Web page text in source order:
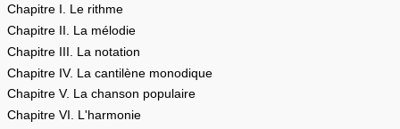
Chapitre I. Le rithme
Chapitre II. La mélodie
Chapitre III. La notation
Chapitre IV. La cantilène monodique
Chapitre V. La chanson populaire
Chapitre VI. L'harmonie